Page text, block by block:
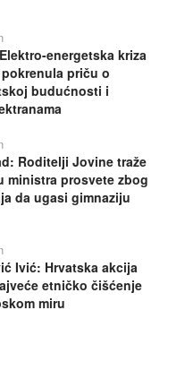
energetska kriza
priču o
budućnosti i
Roditelji Jovine traže
ministra prosvete zbog
da ugasi gimnaziju
Ivić: Hrvatska akcija
etničko čišćenje
miru